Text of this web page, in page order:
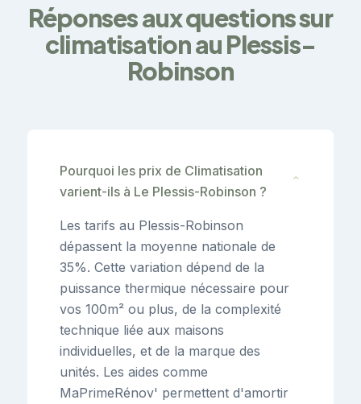
Réponses aux questions sur
climatisation au Plessis-
Robinson
Pourquoi les prix de Climatisation
varient-ils à Le Plessis-Robinson ?
⌄
Les tarifs au Plessis-Robinson
dépassent la moyenne nationale de
35%. Cette variation dépend de la
puissance thermique nécessaire pour
vos 100m² ou plus, de la complexité
technique liée aux maisons
individuelles, et de la marque des
unités. Les aides comme
MaPrimeRénov' permettent d'amortir